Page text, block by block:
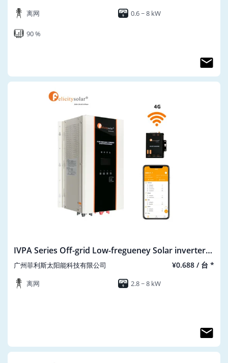
离网 0.6 ~ 8 kW
90 %
IVPA Series Off-grid Low-fregueney Solar inverter
IVPA3524-10048
广州菲利斯太阳能科技有限公司 ¥0.688 / 台 *
离网 2.8 ~ 8 kW